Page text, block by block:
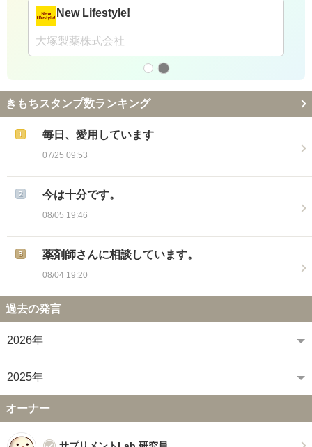
できたて！公式サークル館
クオン株式会社
きもちスタンプ数ランキング
毎日、愛用しています
07/25 09:53
今は十分です。
08/05 19:46
薬剤師さんに相談しています。
08/04 19:20
過去の発言
2026年
2025年
オーナー